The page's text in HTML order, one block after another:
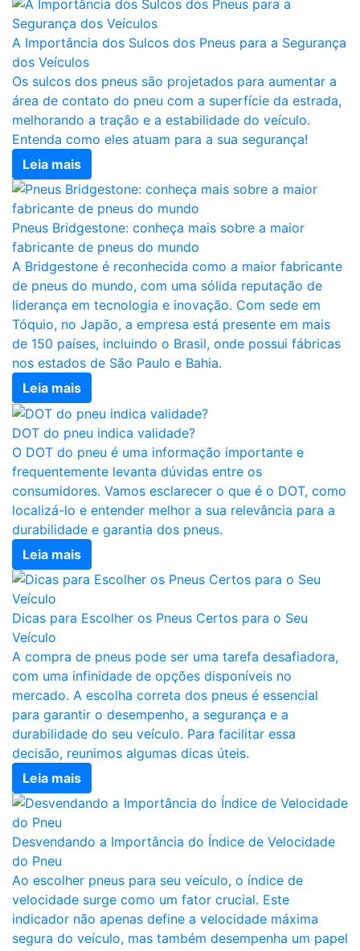
A Importância dos Sulcos dos Pneus para a Segurança
dos Veículos
Os sulcos dos pneus são projetados para aumentar a
rea de contato do pneu com a superfície da estrada,
melhorando a tração e a estabilidade do veículo.
Entenda como eles atuam para a sua segurança!
Leia mais
Pneus Bridgestone: conheça mais sobre a maior
fabricante de pneus do mundo
A Bridgestone é reconhecida como a maior fabricante
de pneus do mundo, com uma sólida reputação de
liderança em tecnologia e inovação. Com sede em
Tóquio, no Japão, a empresa está presente em mais
de 150 países, incluindo o Brasil, onde possui fábricas
nos estados de São Paulo e Bahia.
Leia mais
DOT do pneu indica validade?
O DOT do pneu é uma informação importante e
frequentemente levanta dúvidas entre os
consumidores. Vamos esclarecer o que é o DOT, como
localizá-lo e entender melhor a sua relevância para a
durabilidade e garantia dos pneus.
Leia mais
Dicas para Escolher os Pneus Certos para o Seu
Veículo
A compra de pneus pode ser uma tarefa desafiadora,
com uma infinidade de opções disponíveis no
mercado. A escolha correta dos pneus é essencial
para garantir o desempenho, a segurança e a
durabilidade do seu veículo. Para facilitar essa
decisão, reunimos algumas dicas úteis.
Leia mais
Desvendando a Importância do Índice de Velocidade
do Pneu
Ao escolher pneus para seu veículo, o índice de
velocidade surge como um fator crucial. Este
indicador não apenas define a velocidade máxima
segura do veículo, mas também desempenha um papel